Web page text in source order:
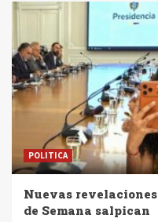
POLITICA
Nuevas revelaciones
de Semana salpican